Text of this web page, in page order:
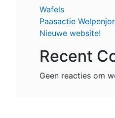
Wafels
Paasactie
Nieuwe website!
Recent
Geen reacties om